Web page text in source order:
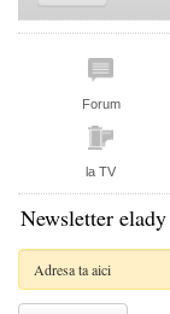
Forum
la TV
Newsletter elady